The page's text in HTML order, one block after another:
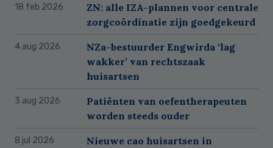
18 feb 2026
ZN: alle IZA-plannen voor centrale
zorgcoördinatie zijn goedgekeurd
4 aug 2026
NZa-bestuurder Engwirda ‘lag
wakker’ van rechtszaak
huisartsen
3 aug 2026
Patiënten van oefentherapeuten
worden steeds ouder
8 jul 2026
Nieuwe cao huisartsen in